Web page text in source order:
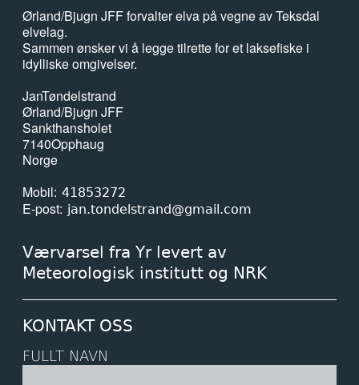
Ørland/Bjugn JFF forvalter elva på vegne av Teksdal
elvelag.
Sammen ønsker vi å legge tilrette for et laksefiske i
idylliske omgivelser.
JanTøndelstrand
Ørland/Bjugn JFF
Sankthansholet
7140Opphaug
Norge
Mobil 41853272
E-post jan.tondelstrand@gmail.com
Værvarsel fra Yr levert av
Meteorologisk institutt og NRK
KONTAKT OSS
FULLT NAVN